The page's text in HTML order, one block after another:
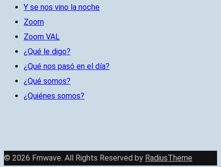
Y se nos vino la noche
Zoom
Zoom VAL
¿Qué le digo?
¿Qué nos pasó en el día?
¿Qué somos?
¿Quiénes somos?
© 2026 Fmwave. All Rights Reserved by RadiusTheme